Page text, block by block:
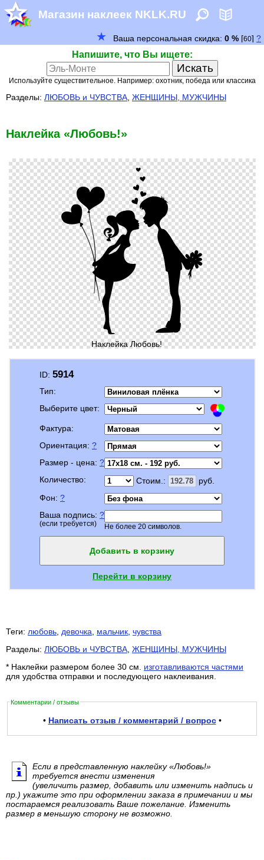
Магазин наклеек NKLK.RU
Напишите, что Вы ищете:
Используйте существительное. Например: охотник, победа или классика
Разделы: ЛЮБОВЬ и ЧУВСТВА ЖЕНЩИНЫ, МУЖЧИНЫ
Наклейка «Любовь!»
Наклейка Любовь!
ID: 5914
Тип:
Выберите цвет:
Фактура:
Ориентация: ?
Размер - цена: ?
Количество:
Стоим.:
руб.
Фон: ?
Ваша подпись: ?
(если требуется) Не более 20 символов.
Добавить в корзину
Перейти в корзину
Теги: любовь девочка мальчик чувства
Разделы: ЛЮБОВЬ и ЧУВСТВА ЖЕНЩИНЫ, МУЖЧИНЫ
* Наклейки размером более 30 см. изготавливаются частями
для удобства отправки и последующего наклеивания.
Комментарии / отзывы
• Написать отзыв / комментарий / вопрос•
Если в представленную наклейку «Любовь!»
требуется внести изменения
(увеличить размер, добавить или изменить надпись и
пр.) укажите это при оформлении заказа в примечании и мы
постараемся реализовать Ваше пожелание. Изменить
размер в меньшую сторону не возможно.